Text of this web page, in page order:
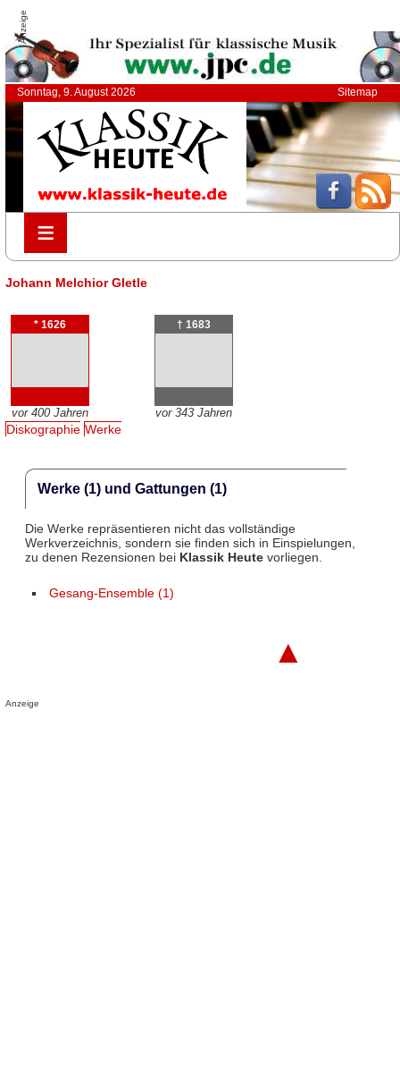
Anzeige
Sonntag, 9. August 2026 Sitemap
≡
≡
Johann Melchior Gletle
* 1626
vor 400 Jahren
† 1683
vor 343 Jahren
Diskographie Werke
Werke (1) und Gattungen (1)
Die Werke repräsentieren nicht das vollständige
Werkverzeichnis, sondern sie finden sich in Einspielungen,
zu denen Rezensionen bei Klassik Heutevorliegen.
Gesang-Ensemble (1)
▲
Anzeige